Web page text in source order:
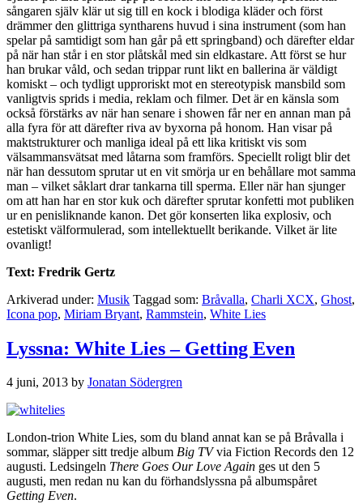
sångaren själv klär ut sig till en kock i blodiga kläder och först
drämmer den glittriga syntharens huvud i sina instrument (som han
spelar på samtidigt som han går på ett springband) och därefter eldar
på när han står i en stor plåtskål med sin eldkastare. Att först se hur
han brukar våld, och sedan trippar runt likt en ballerina är väldigt
komiskt – och tydligt upproriskt mot en stereotypisk mansbild som
vanligtvis sprids i media, reklam och filmer. Det är en känsla som
också förstärks av när han senare i showen får ner en annan man på
alla fyra för att därefter riva av byxorna på honom. Han visar på
maktstrukturer och manliga ideal på ett lika kritiskt vis som
välsammansvätsat med låtarna som framförs. Speciellt roligt blir det
när han dessutom sprutar ut en vit smörja ur en behållare mot samma
man – vilket såklart drar tankarna till sperma. Eller när han sjunger
om att han har en stor kuk och därefter sprutar konfetti mot publiken
ur en penisliknande kanon. Det gör konserten lika explosiv, och
estetiskt välformulerad, som intellektuellt berikande. Vilket är lite
ovanligt!
Text: Fredrik Gertz
Arkiverad under: Musik Taggad som: Bråvalla, Charli XCX, Ghost,
Icona pop, Miriam Bryant, Rammstein, White Lies
Lyssna: White Lies – Getting Even
4 juni, 2013 by Jonatan Södergren
London-trion White Lies, som du bland annat kan se på Bråvalla i
sommar, släpper sitt tredje album Big TVvia Fiction Records den 12
augusti. Ledsingeln There Goes Our Love Again ges ut den 5
augusti, men redan nu kan du förhandslyssna på albumspåret
Getting Even.